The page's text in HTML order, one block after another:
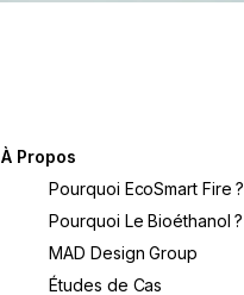
À Propos
Pourquoi EcoSmart Fire ?
Pourquoi Le Bioéthanol ?
MAD Design Group
Études de Cas